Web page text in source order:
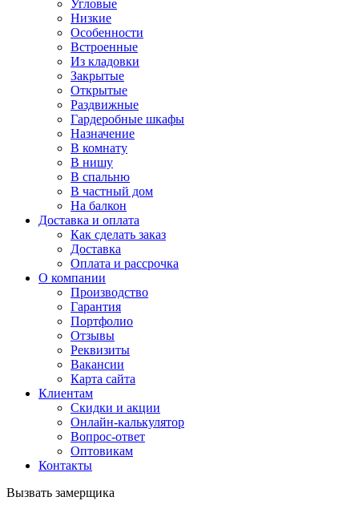
Угловые
Низкие
Особенности
Встроенные
Из кладовки
Закрытые
Открытые
Раздвижные
Гардеробные шкафы
Назначение
В комнату
В нишу
В спальню
В частный дом
На балкон
Доставка и оплата
Как сделать заказ
Доставка
Оплата и рассрочка
О компании
Производство
Гарантия
Портфолио
Отзывы
Реквизиты
Вакансии
Карта сайта
Клиентам
Скидки и акции
Онлайн-калькулятор
Вопрос-ответ
Оптовикам
Контакты
Вызвать замерщика